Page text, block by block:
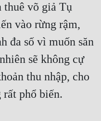
thuê võ giả Tụ
vào rừng rậm,
đa số vì muốn săn
sẽ không cự
thu nhập, cho
rất phổ biến.